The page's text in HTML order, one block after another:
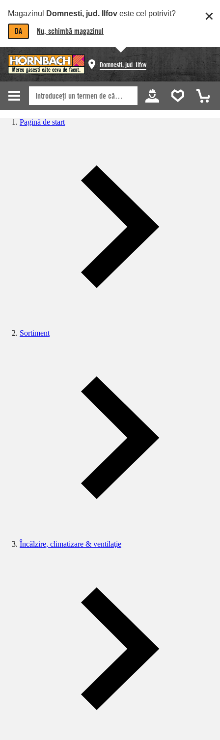
Magazinul Domnesti, jud. Ilfov este cel potrivit?
DA Nu, schimbă magazinul
Domnesti, jud. Ilfov
Pagină de start
Sortiment
Încălzire, climatizare & ventilaţie